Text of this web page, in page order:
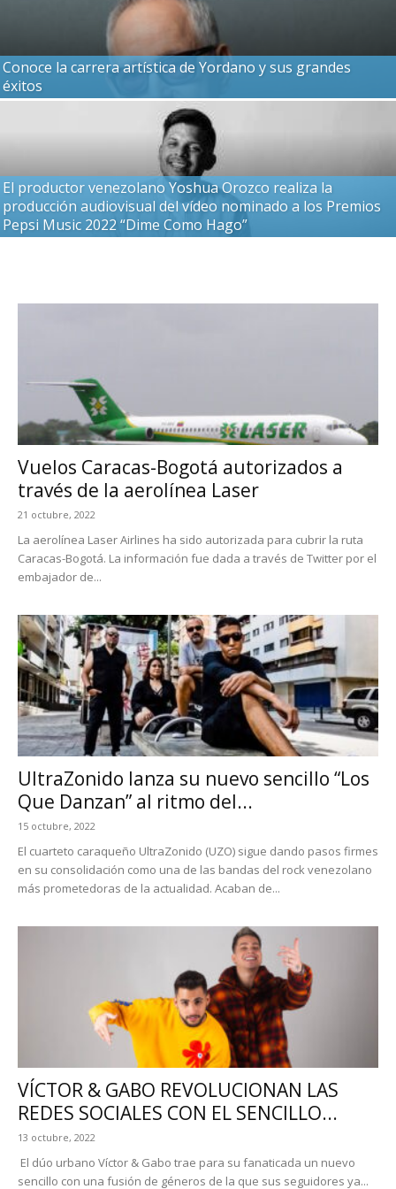
Conoce la carrera artística de Yordano y sus grandes
éxitos
El productor venezolano Yoshua Orozco realiza la
producción audiovisual del vídeo nominado a los Premios
Pepsi Music 2022 “Dime Como Hago”
Vuelos Caracas-Bogotá autorizados a
través de la aerolínea Laser
21 octubre, 2022
La aerolínea Laser Airlines ha sido autorizada para cubrir la ruta
Caracas-Bogotá. La información fue dada a través de Twitter por el
embajador de...
UltraZonido lanza su nuevo sencillo “Los
Que Danzan” al ritmo del...
15 octubre, 2022
El cuarteto caraqueño UltraZonido (UZO) sigue dando pasos firmes
en su consolidación como una de las bandas del rock venezolano
más prometedoras de la actualidad. Acaban de...
VÍCTOR & GABO REVOLUCIONAN LAS
REDES SOCIALES CON EL SENCILLO...
13 octubre, 2022
El dúo urbano Víctor & Gabo trae para su fanaticada un nuevo
sencillo con una fusión de géneros de la que sus seguidores ya...